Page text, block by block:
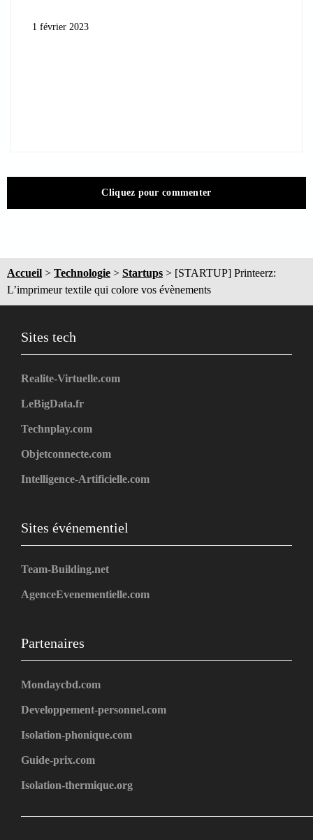
1 février 2023
Cliquez pour commenter
Accueil > Technologie > Startups > [STARTUP] Printeerz:
L’imprimeur textile qui colore vos évènements
Sites tech
Realite-Virtuelle.com
LeBigData.fr
Technplay.com
Objetconnecte.com
Intelligence-Artificielle.com
Sites événementiel
Team-Building.net
AgenceEvenementielle.com
Partenaires
Mondaycbd.com
Developpement-personnel.com
Isolation-phonique.com
Guide-prix.com
Isolation-thermique.org